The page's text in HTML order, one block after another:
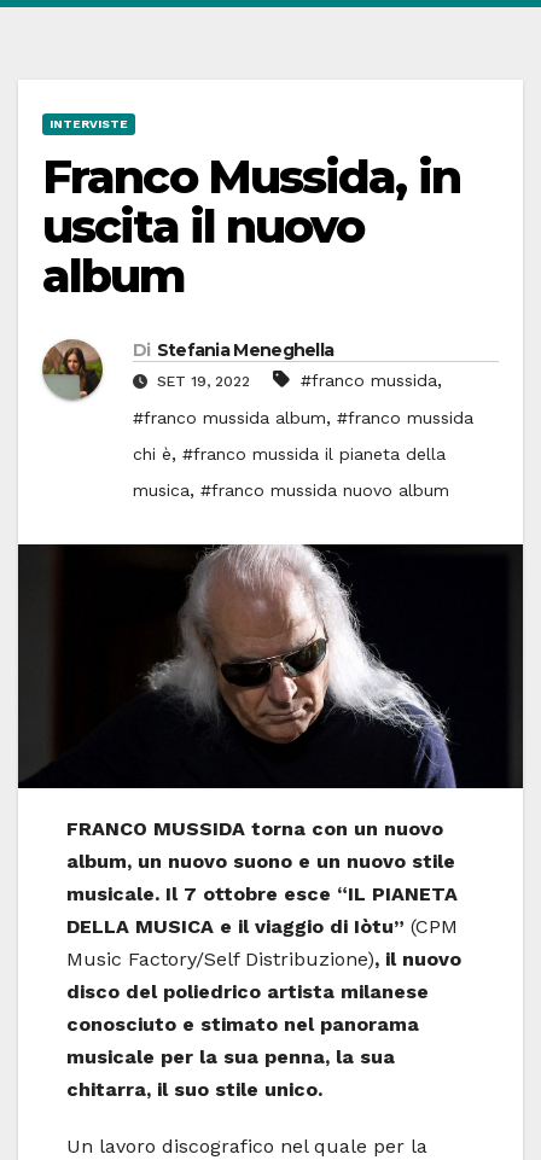
INTERVISTE
Franco Mussida, in
uscita il nuovo
album
Di Stefania Meneghella
SET 19, 2022 #franco mussida,
#franco mussida album, #franco mussida
chi è, #franco mussida il pianeta della
musica, #franco mussida nuovo album
FRANCO MUSSIDA torna con un nuovo
album, un nuovo suono e un nuovo stile
musicale. Il 7 ottobre esce “IL PIANETA
DELLA MUSICA e il viaggio di Iòtu” (CPM
Music Factory/Self Distribuzione), il nuovo
disco del poliedrico artista milanese
conosciuto e stimato nel panorama
musicale per la sua penna, la sua
chitarra, il suo stile unico.
Un lavoro discografico nel quale per la